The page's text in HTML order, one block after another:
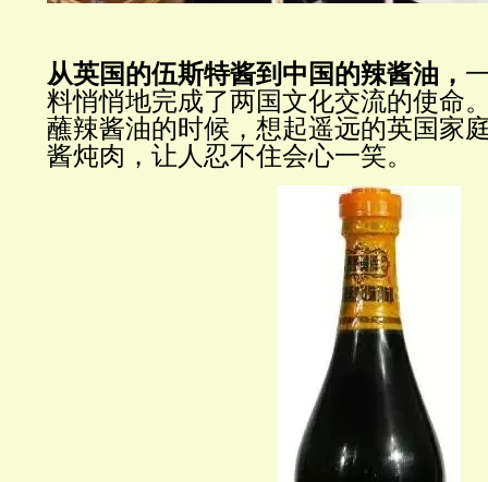
从英国的伍斯特酱到中国的辣酱油，
料悄悄地完成了两国文化交流的使命
蘸辣酱油的时候，想起遥远的英国家
酱炖肉，让人忍不住会心一笑。